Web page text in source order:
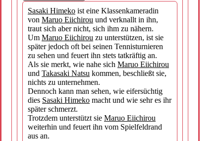
Sasaki Himeko ist eine Klassenkameradin
von Maruo Eiichirou und verknallt in ihn,
traut sich aber nicht, sich ihm zu nähern.
Um Maruo Eiichirou zu unterstützen, ist sie
später jedoch oft bei seinen Tennisturnieren
zu sehen und feuert ihn stets tatkräftig an.
Als sie merkt, wie nahe sich Maruo Eiichirou
und Takasaki Natsu kommen, beschließt sie,
nichts zu unternehmen.
Dennoch kann man sehen, wie eifersüchtig
dies Sasaki Himeko macht und wie sehr es ihr
später schmerzt.
Trotzdem unterstützt sie Maruo Eiichirou
weiterhin und feuert ihn vom Spielfeldrand
aus an.